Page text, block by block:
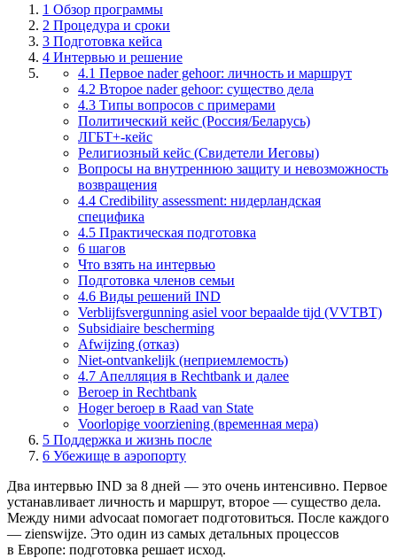
1 Обзор программы
2 Процедура и сроки
3 Подготовка кейса
4 Интервью и решение
4.1 Первое nader gehoor: личность и маршрут
4.2 Второе nader gehoor: существо дела
4.3 Типы вопросов с примерами
Политический кейс (Россия/Беларусь)
ЛГБТ+-кейс
Религиозный кейс (Свидетели Иеговы)
Вопросы на внутреннюю защиту и невозможность
возвращения
4.4 Credibility assessment: нидерландская
специфика
4.5 Практическая подготовка
6 шагов
Что взять на интервью
Подготовка членов семьи
4.6 Виды решений IND
Verblijfsvergunning asiel voor bepaalde tijd (VVTBT)
Subsidiaire bescherming
Afwijzing (отказ)
Niet-ontvankelijk (неприемлемость)
4.7 Апелляция в Rechtbank и далее
Beroep in Rechtbank
Hoger beroep в Raad van State
Voorlopige voorziening (временная мера)
5 Поддержка и жизнь после
6 Убежище в аэропорту
Два интервью IND за 8 дней — это очень интенсивно. Первое
устанавливает личность и маршрут, второе — существо дела.
Между ними advocaat помогает подготовиться. После каждого
— zienswijze. Это один из самых детальных процессов
в Европе: подготовка решает исход.